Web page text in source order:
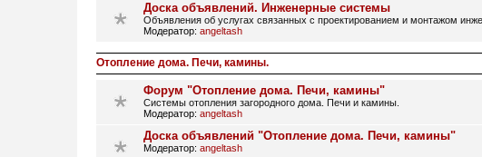
Доска объявлений. Инженерные системы
Объявления об услугах связанных с проектированием и монтажом
Модератор: angeltash
Отопление дома. Печи, камины.
Форум "Отопление дома. Печи, камины"
Системы отопления загородного дома. Печи и камины.
Модератор: angeltash
Доска объявлений "Отопление дома. Печи, камины"
Модератор: angeltash